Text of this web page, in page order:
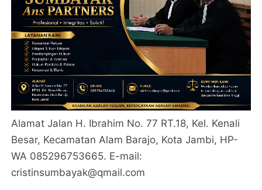
Alamat Jalan H. Ibrahim No. 77 RT.18, Kel. Kenali
Besar, Kecamatan Alam Barajo, Kota Jambi, HP-
WA 085296753665. E-mail:
cristinsumbayak@qmail.com